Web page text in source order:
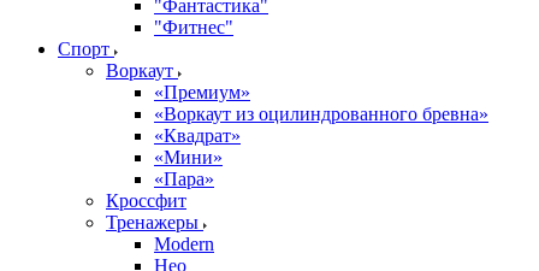
"Фантастика"
"Фитнес"
Спорт
Воркаут
«Премиум»
«Воркаут из оцилиндрованного бревна»
«Квадрат»
«Мини»
«Пара»
Кроссфит
Тренажеры
Modern
Нео